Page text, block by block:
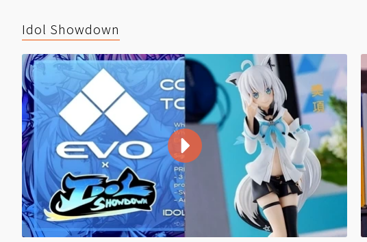
Idol Showdown